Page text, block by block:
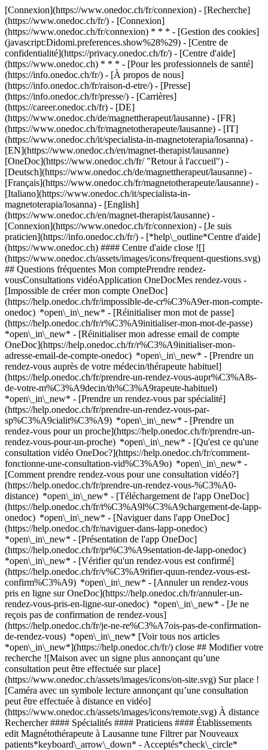
[Connexion](https://www.onedoc.ch/fr/connexion) - [Recherche]
(https://www.onedoc.ch/fr/) - [Connexion]
(https://www.onedoc.ch/fr/connexion) * * * - [Gestion des cookies]
(javascript:Didomi.preferences.show%28%29) - [Centre de
confidentialité](https://privacy.onedoc.ch/fr/) - [Centre d'aide]
(https://www.onedoc.ch) * * * - [Pour les professionnels de santé]
(https://info.onedoc.ch/fr/) - [À propos de nous]
(https://info.onedoc.ch/fr/raison-d-etre/) - [Presse]
(https://info.onedoc.ch/fr/presse/) - [Carrières]
(https://career.onedoc.ch/fr) - [DE]
(https://www.onedoc.ch/de/magnettherapeut/lausanne) - [FR]
(https://www.onedoc.ch/fr/magnetotherapeute/lausanne) - [IT]
(https://www.onedoc.ch/it/specialista-in-magnetoterapia/losanna) -
[EN](https://www.onedoc.ch/en/magnet-therapist/lausanne)
[OneDoc](https://www.onedoc.ch/fr/ "Retour à l'accueil") -
[Deutsch](https://www.onedoc.ch/de/magnettherapeut/lausanne) -
[Français](https://www.onedoc.ch/fr/magnetotherapeute/lausanne) -
[Italiano](https://www.onedoc.ch/it/specialista-in-
magnetoterapia/losanna) - [English]
(https://www.onedoc.ch/en/magnet-therapist/lausanne) -
[Connexion](https://www.onedoc.ch/fr/connexion) - [Je suis
praticien](https://info.onedoc.ch/fr/) - [*help\_outline*Centre d'aide]
(https://www.onedoc.ch) #### Centre d'aide close ![]
(https://www.onedoc.ch/assets/images/icons/frequent-questions.svg)
## Questions fréquentes Mon comptePrendre rendez-
vousConsultations vidéoApplication OneDocMes rendez-vous -
[Impossible de créer mon compte OneDoc]
(https://help.onedoc.ch/fr/impossible-de-cr%C3%A9er-mon-compte-
onedoc) *open\_in\_new* - [Réinitialiser mon mot de passe]
(https://help.onedoc.ch/fr/r%C3%A9initialiser-mon-mot-de-passe)
*open\_in\_new* - [Réinitialiser mon adresse email de compte
OneDoc](https://help.onedoc.ch/fr/r%C3%A9initialiser-mon-
adresse-email-de-compte-onedoc) *open\_in\_new* - [Prendre un
rendez-vous auprès de votre médecin/thérapeute habituel]
(https://help.onedoc.ch/fr/prendre-un-rendez-vous-aupr%C3%A8s-
de-votre-m%C3%A9decin/th%C3%A9rapeute-habituel)
*open\_in\_new* - [Prendre un rendez-vous par spécialité]
(https://help.onedoc.ch/fr/prendre-un-rendez-vous-par-
sp%C3%A9cialit%C3%A9) *open\_in\_new* - [Prendre un
rendez-vous pour un proche](https://help.onedoc.ch/fr/prendre-un-
rendez-vous-pour-un-proche) *open\_in\_new* - [Qu'est ce qu'une
consultation vidéo OneDoc?](https://help.onedoc.ch/fr/comment-
fonctionne-une-consultation-vid%C3%A9o) *open\_in\_new* -
[Comment prendre rendez-vous pour une consultation vidéo?]
(https://help.onedoc.ch/fr/prendre-un-rendez-vous-%C3%A0-
distance) *open\_in\_new* - [Téléchargement de l'app OneDoc]
(https://help.onedoc.ch/fr/t%C3%A9l%C3%A9chargement-de-lapp-
onedoc) *open\_in\_new* - [Naviguer dans l'app OneDoc]
(https://help.onedoc.ch/fr/naviguer-dans-lapp-onedoc)
*open\_in\_new* - [Présentation de l'app OneDoc]
(https://help.onedoc.ch/fr/pr%C3%A9sentation-de-lapp-onedoc)
*open\_in\_new* - [Vérifier qu'un rendez-vous est confirmé](https://help.onedoc.ch/fr/v%C3%A9rifier-quun-rendez-vous-est-confirm%C3%A9) *open\_in\_new* - [Annuler un rendez-vous pris en ligne sur OneDoc](https://help.onedoc.ch/fr/annuler-un-rendez-vous-pris-en-ligne-sur-onedoc) *open\_in\_new* - [Je ne reçois pas de confirmation de rendez-vous](https://help.onedoc.ch/fr/je-ne-re%C3%A7ois-pas-de-confirmation-de-rendez-vous) *open\_in\_new* [Voir tous nos articles *open\_in\_new*](https://help.onedoc.ch/fr/) close ## Modifier votre recherche ![Maison avec un signe plus annonçant qu’une consultation peut être effectuée sur place](https://www.onedoc.ch/assets/images/icons/on-site.svg) Sur place ![Caméra avec un symbole lecture annonçant qu’une consultation peut être effectuée à distance en vidéo](https://www.onedoc.ch/assets/images/icons/remote.svg) À distance Rechercher #### Spécialités #### Praticiens #### Établissements edit Magnétothérapeute à Lausanne tune Filtrer par Nouveaux patients*keyboard\_arrow\_down* - Acceptés*check\_circle* Langue parlée*keyboard\_arrow\_down* - Allemand*check\_circle* - Anglais*check\_circle* - Arabe*check\_circle* - Espagnol*check\_circle* - Français*check\_circle* Sexe*keyboard\_arrow\_down* - Femme*check\_circle* - Homme*check\_circle* Réseau*keyboard\_arrow\_down* - ASCA*check\_circle* - RME*check\_circle* Disponibilité*keyboard\_arrow\_down* - Disponible aujourdhui*check\_circle* - Dans les 3 prochains jours*check\_circle* - Dans les 7 prochains jours*check\_circle* - Dans les 14 prochains jours*check\_circle* # Magnétothérapie à Lausanne: prenez rendez-vous en ligne aujourd'hui ## 4 résultats à Lausanne [![Mme Vanessa Moubarak, spécialiste en Médecine Traditionnelle Chinoise (MTC) à Lausanne](https://assets.onedoc.ch/images/users/fbe73447b11e57f028b10c95726d94cc560c4c3a233dfa55b6da9ad3e4edaf4b-small.jpg "Mme Vanessa Moubarak, spécialiste en Médecine Traditionnelle Chinoise (MTC) à Lausanne")](https://www.onedoc.ch/fr/specialiste-en-medecine-traditionnelle-chinoise-mtc/lausanne/pcyob/vanessa-moubarak) ### [Mme Vanessa Moubarak](https://www.onedoc.ch/fr/specialiste-en-medecine-traditionnelle-chinoise-mtc/lausanne/pcyob/vanessa-moubarak) ![Badge indiquant un profil vérifié](https://www.onedoc.ch/assets/images/icons/checkmark.svg) [Spécialiste en Médecine Traditionnelle Chinoise (MTC)](https://www.onedoc.ch/fr/specialiste-en-medecine-traditionnelle-chinoise-mtc/lausanne) [Des Soins & Des Arts-Vanessa Moubarak](https://www.onedoc.ch/fr/cabinet-de-groupe/lausanne/ebdg9/des-soins-des-arts-vanessa-moubarak) Chemin Auguste-Pidou 5 1007 Lausanne ![Icône patient avec un signe plus annonçant que le professionnel accepte de nouveaux patients](https://www.onedoc.ch/assets/images/icons/new-patients.svg)Accepte les nouveaux patients [Réserver un RDV](https://www.onedoc.ch/fr/specialiste-en-medecine-traditionnelle-chinoise-mtc/lausanne/pcyob/vanessa-moubarak) *chevron\_left* mar. 04 août *chevron\_right* Voir plus de rendez-vous *error\_outline* Une erreur s'est produite lors du chargement des disponibilités [Réessayer](https://www.onedoc.ch) [![M. Stefan Bodenstab, magnétiseur/biomagnétiseur à Lausanne](https://assets.onedoc.ch/images/users/4e739940115c950732e422fba57a50436a3e30a9fadc351800b0dd9aa300d6fa-small.jpg "M. Stefan Bodenstab, magnétiseur/biomagnétiseur à Lausanne")](https://www.onedoc.ch/fr/magnetiseur-biomagnetiseur/lausanne/pcyoc/stefan-bodenstab) ### [M. Stefan Bodenstab](https://www.onedoc.ch/fr/magnetiseur-biomagnetiseur/lausanne/pcyoc/stefan-bodenstab) ![Badge indiquant un profil vérifié](https://www.onedoc.ch/assets/images/icons/checkmark.svg) [Magnétiseur/biomagnétiseur](https://www.onedoc.ch/fr/magnetiseur-biomagnetiseur/lausanne) Des Soins & Des Arts Chemin Auguste-Pidou 5 1007 Lausanne ![M. Stefan Bodenstab est affilié au réseau RME](https://assets.onedoc.ch/images/networks/logos/a202aabd14cdddb5ff03205af2481fb805645ff903773c55a6c572d22f23762e-small.png) ![Icône patient avec un signe plus annonçant que le professionnel accepte de nouveaux patients](https://www.onedoc.ch/assets/images/icons/new-patients.svg)Accepte les nouveaux patients [Réserver un RDV](https://www.onedoc.ch/fr/magnetiseur-biomagnetiseur/lausanne/pcyoc/stefan-bodenstab) *chevron\_left* mar. 04 août *chevron\_right* Voir plus de rendez-vous *error\_outline* Une erreur s'est produite lors du chargement des disponibilités [Réessayer](https://www.onedoc.ch) [![Mme Maria Cardenas Bänninger, magnétothérapeute à Lausanne](https://assets.onedoc.ch/images/users/a21954d9c0744dbf54aef03fbff2db1a98da71a6ea8f84ae8058853c169f2d91-small.jpg "Mme Maria Cardenas Bänninger, magnétothérapeute à Lausanne")](https://www.onedoc.ch/fr/magnetotherapeute/lausanne/pbpcb/maria-cardenas-banninger) ### [Mme Maria Cardenas Bänninger](https://www.onedoc.ch/fr/magnetotherapeute/lausanne/pbpcb/maria-cardenas-banninger) ![Badge indiquant un profil vérifié](https://www.onedoc.ch/assets/images/icons/checkmark.svg) Magnétothérapeute Centre PILATES LAUSANNE Rue Haldimand 11 1003 Lausanne ![Mme Maria Cardenas Bänninger est affiliée au réseau ASCA](https://assets.onedoc.ch/images/networks/logos/496d325fd4282f2f0a46197dd629fd16fcd2d324839e441a2a65aaa74df08a15-small.png) ![Icône patient avec un signe plus annonçant que le professionnel accepte de nouveaux patients](https://www.onedoc.ch/assets/images/icons/new-patients.svg)Accepte les nouveaux patients [Réserver un RDV](https://www.onedoc.ch/fr/magnetotherapeute/lausanne/pbpcb/maria-cardenas-banninger) *chevron\_left* mar. 04 août *chevron\_right* Voir plus de rendez-vous *error\_outline* Une erreur s'est produite lors du chargement des disponibilités [Réessayer](https://www.onedoc.ch) [![Mme Flore-Myriam Le Gallo, thérapeute en Reiki à Lausanne](https://assets.onedoc.ch/images/users/8109b234bdc3c1ed2d8fa60607edf7690fc97f652c0e024d5c44bc4515662194-small.jpg "Mme Flore-Myriam Le Gallo, thérapeute en Reiki à Lausanne")](https://www.onedoc.ch/fr/therapeute-en-reiki/lausanne/pcsc1/flore-myriam-le-gallo) ### [Mme Flore-Myriam Le Gallo](https://www.onedoc.ch/fr/therapeute-en-reiki/lausanne/pcsc1/flore-myriam-le-gallo) ![Badge indiquant un profil vérifié](https://www.onedoc.ch/assets/images/icons/checkmark.svg) [Thérapeute en Reiki](https://www.onedoc.ch/fr/therapeute-en-reiki/lausanne), Magnétothérapeute Flore-Myriam Le Gallo - Lausanne Avenue du Grammont 20 1007 Lausanne ![Mme Flore-Myriam Le Gallo est affiliée au réseau ASCA](https://assets.onedoc.ch/images/networks/logos/496d325fd4282f2f0a46197dd629fd16fcd2d324839e441a2a65aaa74df08a15-small.png)![Mme Flore-Myriam Le Gallo est affiliée au réseau RME](https://assets.onedoc.ch/images/networks/logos/a202aabd14cdddb5ff03205af2481fb805645ff903773c55a6c572d22f23762e-small.png) ![Icône patient avec un signe plus annonçant que le professionnel accepte de nouveaux patients](https://www.onedoc.ch/assets/images/icons/new-patients.svg)Accepte les nouveaux patients [Réserver un RDV](https://www.onedoc.ch/fr/therapeute-en-reiki/lausanne/pcsc1/flore-myriam-le-gallo) *chevron\_left* mar. 04 août *chevron\_right* Voir plus de rendez-vous *error\_outline* Une erreur s'est produite lors du chargement des disponibilités [Réessayer](https://www.onedoc.ch) ## __Magnétothérapeutes__: d'autres spécialistes sont réservables en ligne dans les environs de __Lausanne__ [![Mme Micheline Rochat, phytothérapeute MCO à Prilly](https://assets.onedoc.ch/images/users/3b4a40d6a7e881f50825124f6d2010936f00d76572c406b42f9ed2a482a3968c-small.jpg "Mme Micheline Rochat, phytothérapeute MCO à Prilly")](https://www.onedoc.ch/fr/phytotherapeute-mco/prilly/pcvy4/micheline-rochat) ### [Mme Micheline Rochat](https://www.onedoc.ch/fr/phytotherapeute-mco/prilly/pcvy4/micheline-rochat) ![Badge indiquant un profil vérifié](https://www.onedoc.ch/assets/images/icons/checkmark.svg) [Phytothérapeute MCO](https://www.onedoc.ch/fr/phytotherapeute-mco/prilly) Racine - La Santé au Naturel Route de la Broye 39 1008 Prilly ![Mme Micheline Rochat est affiliée au réseau ASCA](https://assets.onedoc.ch/images/networks/logos/496d325fd4282f2f0a46197dd629fd16fcd2d324839e441a2a65aaa74df08a15-small.png) ![Icône patient avec un signe plus annonçant que le professionnel accepte de nouveaux patients](https://www.onedoc.ch/assets/images/icons/new-patients.svg)Accepte les nouveaux patients [Réserver un RDV](https://www.onedoc.ch/fr/phytotherapeute-mco/prilly/pcvy4/micheline-rochat) [![Mme Marjolaine Monterrat, kinésiologue à Lutry](https://assets.onedoc.ch/images/users/f540beaa57e25535639bd79efbb2b6ffe5e6c4ae0f5609473331658c0ebbef80-small.jpg "Mme Marjolaine Monterrat, kinésiologue à Lutry")](https://www.onedoc.ch/fr/kinesiologue/lutry/pckdc/marjolaine-monterrat) ### [Mme Marjolaine Monterrat](https://www.onedoc.ch/fr/kinesiologue/lutry/pckdc/marjolaine-monterrat) ![Badge indiquant un profil vérifié](https://www.onedoc.ch/assets/images/icons/checkmark.svg) [Kinésiologue](https://www.onedoc.ch/fr/kinesiologue/lutry) Cabinet de kinésiologie Chemin de Plantaz 59 1095 Lutry ![Mme Marjolaine Monterrat est affiliée au réseau ASCA](https://assets.onedoc.ch/images/networks/logos/496d325fd4282f2f0a46197dd629fd16fcd2d324839e441a2a65aaa74df08a15-small.png)![Mme Marjolaine Monterrat est affiliée au réseau RME](https://assets.onedoc.ch/images/networks/logos/a202aabd14cdddb5ff03205af2481fb805645ff903773c55a6c572d22f23762e-small.png) ![Icône patient avec un signe plus annonçant que le professionnel accepte de nouveaux patients](https://www.onedoc.ch/assets/images/icons/new-patients.svg)Accepte les nouveaux patients [Réserver un RDV](https://www.onedoc.ch/fr/kinesiologue/lutry/pckdc/marjolaine-monterrat) [![Mme Noémie Ferrari, masseuse médicale à Bussigny](https://assets.onedoc.ch/images/users/20c1dd37a425baa1c6b53a658b48872ae55f15128865ec61425a29183fab356e-small.png "Mme Noémie Ferrari, masseuse médicale à Bussigny")](https: